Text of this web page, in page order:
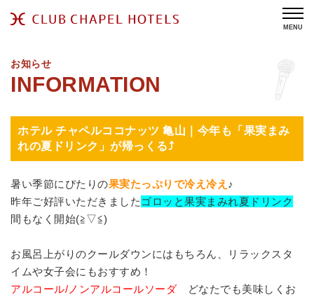
MENU
お知らせ
ホテル チャペルココナッツ 亀山｜今年も「果実まみ
れの夏ドリンク」が帰っくる⤴
暑い季節にぴたりの果実たっぷりで冷え冷え ♪
昨年ご好評いただきました ゴロッと果実まみれ夏ドリンク
間もなく開始(≧▽≦)
お風呂上がりのクールダウンにはもちろん、リラックスタ
イムや女子会にもおすすめ！
アルコール/ノンアルコールソーダどなたでも美味しくお